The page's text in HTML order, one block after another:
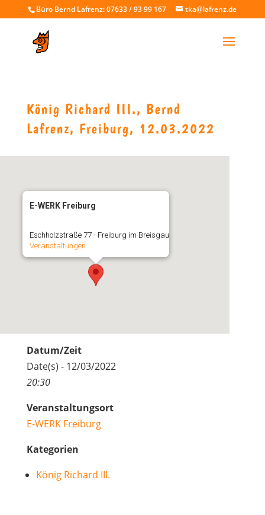
Büro Bernd Lafrenz: 07633 / 93 99 167 tka@lafrenz.de
König Richard III., Bernd
Lafrenz, Freiburg, 12.03.2022
E-WERK Freiburg
Eschholzstraße 77 - Freiburg im Breisgau
Veranstaltungen
Datum/Zeit
Date(s) - 12/03/2022
20:30
Veranstaltungsort
E-WERK Freiburg
Kategorien
König Richard III.